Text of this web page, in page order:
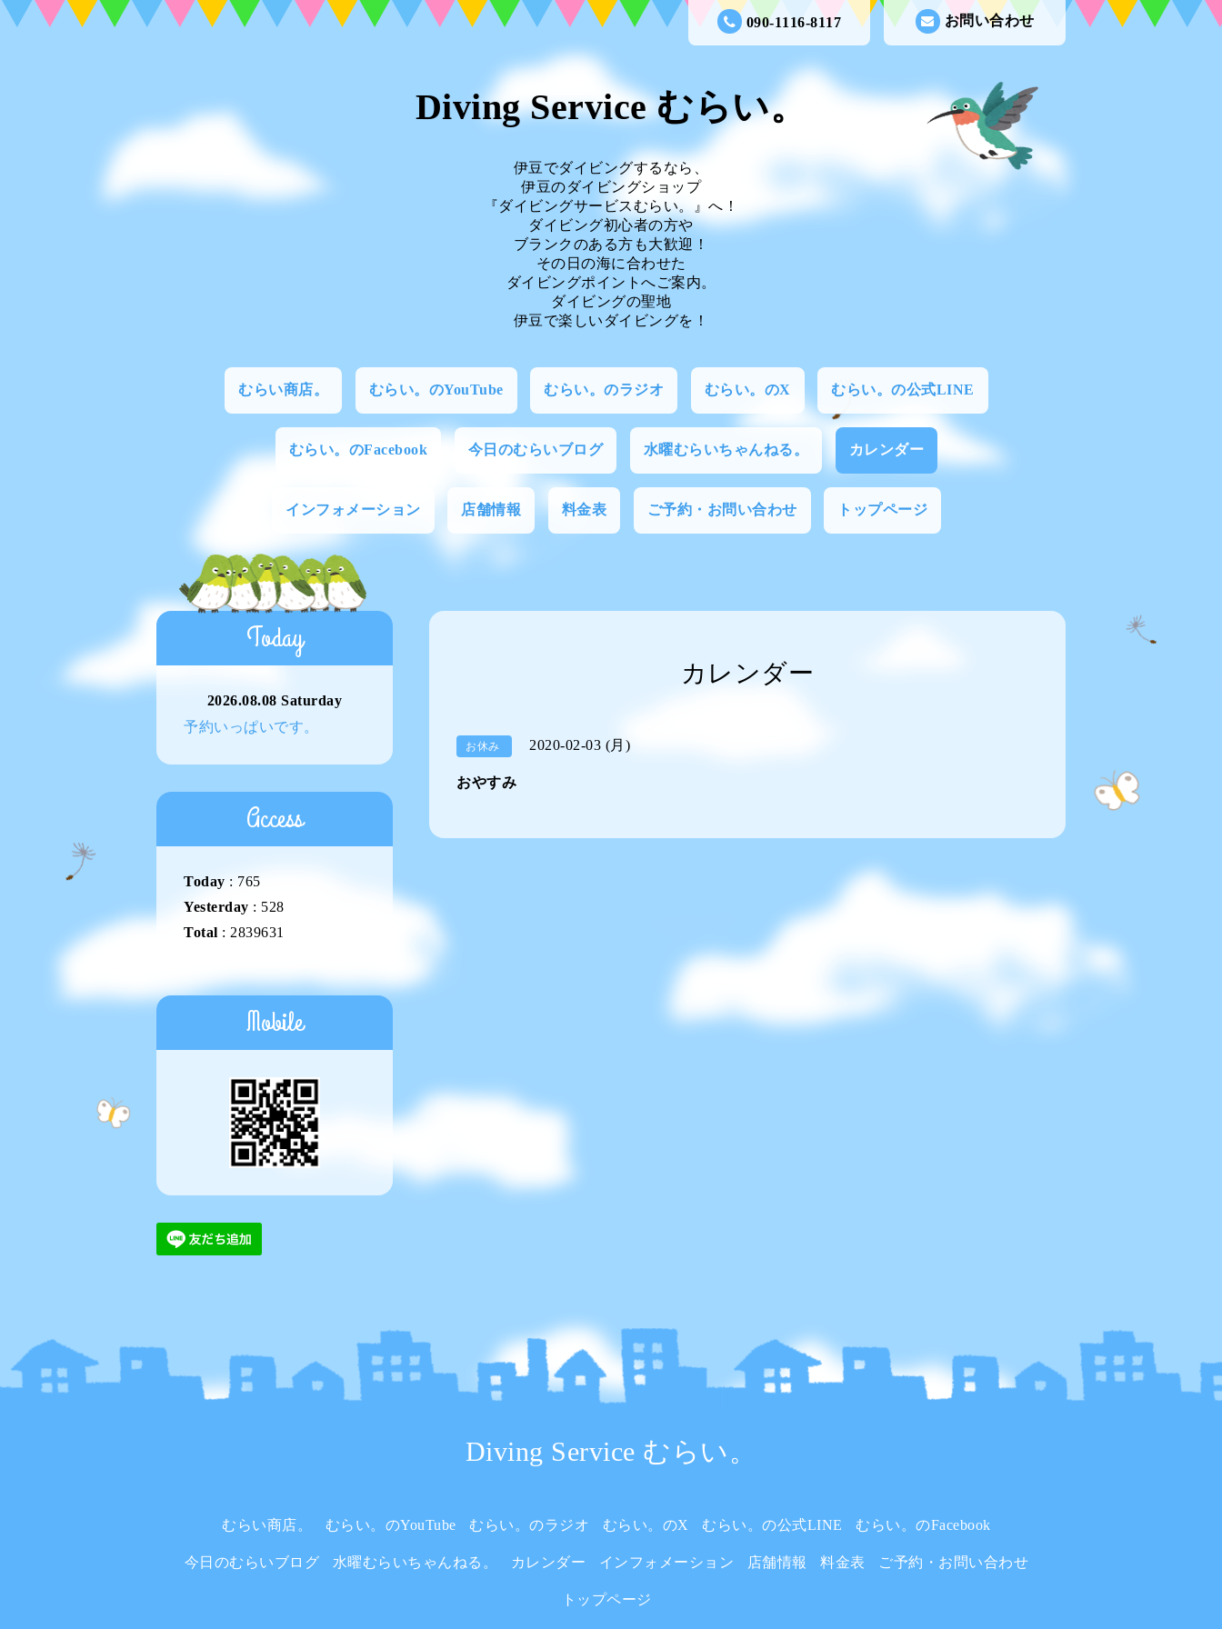
お問い合わせ
090-1116-8117
Diving Service むらい。
伊豆でダイビングするなら、
伊豆のダイビングショップ
『ダイビングサービスむらい。』へ！
ダイビング初心者の方や
ブランクのある方も大歓迎！
その日の海に合わせた
ダイビングポイントへご案内。
ダイビングの聖地
伊豆で楽しいダイビングを！
むらい商店。 むらい。のYouTube むらい。のラジオ むらい。のX むらい。の公式LINE
むらい。のFacebook 今日のむらいブログ 水曜むらいちゃんねる。 カレンダー
インフォメーション 店舗情報 料金表 ご予約・お問い合わせ トップページ
カレンダー
お休み 2020-02-03 (月)
おやすみ
Today
2026.08.08 Saturday
予約いっぱいです。
Access
Today : 765
Yesterday : 528
Total : 2839631
Mobile
Diving Service むらい。
むらい商店。 むらい。のYouTube むらい。のラジオ むらい。のX むらい。の公式LINE むらい。のFacebook
今日のむらいブログ 水曜むらいちゃんねる。 カレンダー インフォメーション 店舗情報 料金表 ご予約・お問い合わせ
トップページ